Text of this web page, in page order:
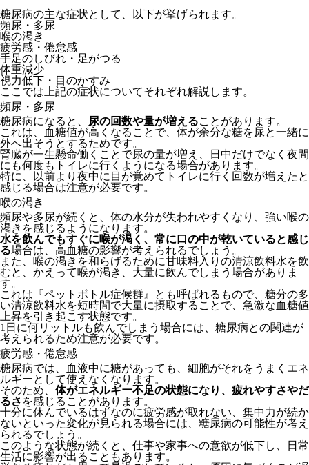
糖尿病の主な症状として、以下が挙げられます。
頻尿・多尿
喉の渇き
疲労感・倦怠感
手足のしびれ・足がつる
体重減少
視力低下・目のかすみ
ここでは上記の症状についてそれぞれ解説します。
頻尿・多尿
糖尿病になると、
尿の回数や量が増えることがあります。
これは、血糖値が高くなることで、体が余分な糖を尿と一緒に
外へ出そうとするためです。
腎臓が一生懸命働くことで尿の量が増え、日中だけでなく夜間
にも何度もトイレに行くようになる場合があります。
特に、以前より夜中に目が覚めてトイレに行く回数が増えたと
感じる場合は注意が必要です。
喉の渇き
頻尿や多尿が続くと、体の水分が失われやすくなり、強い喉の
渇きを感じるようになります。
水を飲んでもすぐに喉が渇く、常に口の中が乾いていると感じ
る場合は、高血糖の影響が考えられるでしょう。
また、喉の渇きを和らげるために甘味料入りの清涼飲料水を飲
むと、かえって喉が渇き、大量に飲んでしまう場合がありま
す。
これは『ペットボトル症候群』とも呼ばれるもので、糖分の多
い清涼飲料水を短時間で大量に摂取することで、急激な血糖値
上昇を引き起こす状態です。
1日に何リットルも飲んでしまう場合には、糖尿病との関連が
考えられるため注意が必要です。
疲労感・倦怠感
糖尿病では、血液中に糖があっても、細胞がそれをうまくエネ
ルギーとして使えなくなります。
そのため、 体がエネルギー不足の状態になり、疲れやすさやだ
るさ を感じることがあります。
十分に休んでいるはずなのに疲労感が取れない、集中力が続か
ないといった変化が見られる場合には、糖尿病の可能性が考え
られるでしょう。
このような状態が続くと、仕事や家事への意欲が低下し、日常
生活に影響が出ることもあります。